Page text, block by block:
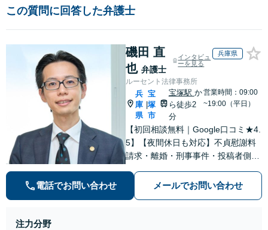
この質問に回答した弁護士
磯田 直
也 弁護士
インタビュ
ーを見る
兵庫県
ルーセント法律事務所
兵
庫
県
|
宝
塚
市
宝塚駅 か
ら徒歩2
分
営業時間：09:00
~19:00（平日）
【初回相談無料｜Google口コミ★4.
5】【夜間休日も対応】不貞慰謝料
請求・離婚・刑事事件・投稿者側発
数。オーダーメイドのサービスで問
題解決や事業の推進を強力にサポー
電話でお問い合わせ メールでお問い合わせ
注力分野